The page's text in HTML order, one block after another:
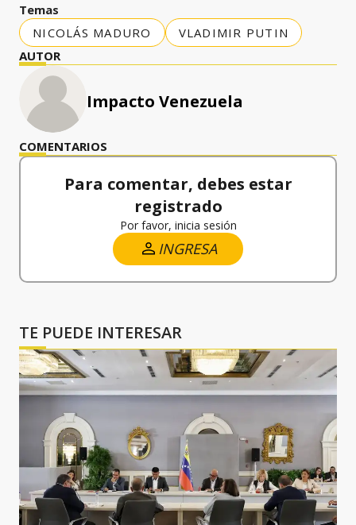
Temas
NICOLÁS MADURO
VLADIMIR PUTIN
AUTOR
Impacto Venezuela
COMENTARIOS
Para comentar, debes estar
registrado
Por favor, inicia sesión
INGRESA
TE PUEDE INTERESAR